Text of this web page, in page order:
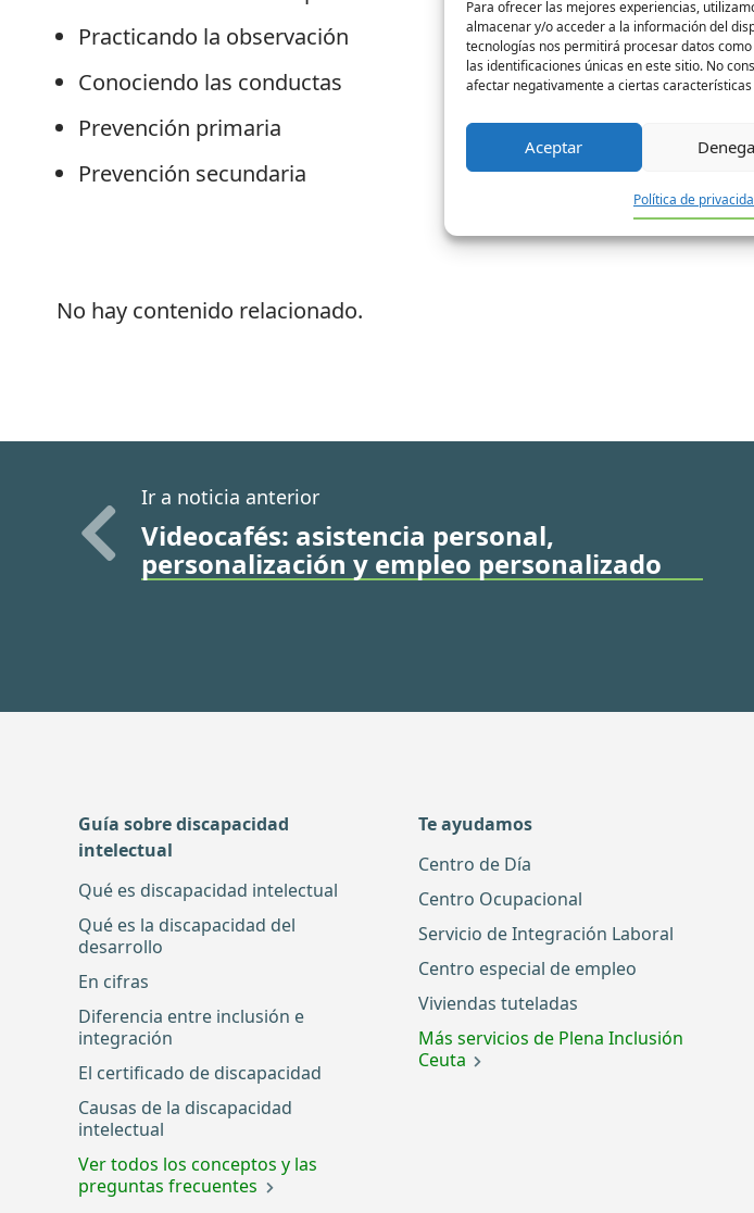
Para ofrecer las mejores experiencias,
almacenar y/o acceder a la información del
tecnologías nos permitirá procesar datos
las identificaciones únicas en este sitio. No
afectar negativamente a ciertas
Aceptar
Política de
Practicando la observación
Conociendo las conductas
Prevención primaria
Prevención secundaria
No hay contenido relacionado.
Ir a noticia anterior
Videocafés: asistencia personal,
personalización y empleo personalizado
Guía sobre discapacidad
intelectual
Qué es discapacidad intelectual
Qué es la discapacidad del
desarrollo
En cifras
Diferencia entre inclusión e
integración
El certificado de discapacidad
Causas de la discapacidad
intelectual
Ver todos los conceptos y las
preguntas frecuentes
Te ayudamos
Centro de Día
Centro Ocupacional
Servicio de Integración Laboral
Centro especial de empleo
Viviendas tuteladas
Más servicios de Plena Inclusión
Ceuta